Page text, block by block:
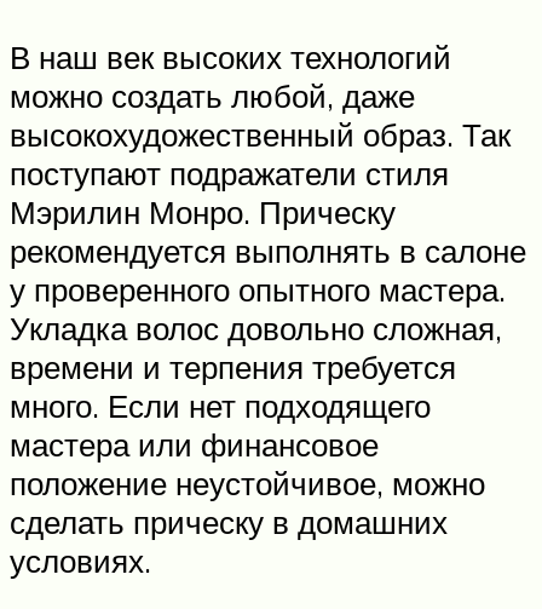
В наш век высоких технологий
можно создать любой, даже
высокохудожественный образ. Так
поступают подражатели стиля
Мэрилин Монро. Прическу
рекомендуется выполнять в салоне
у проверенного опытного мастера.
Укладка волос довольно сложная,
времени и терпения требуется
много. Если нет подходящего
мастера или финансовое
положение неустойчивое, можно
сделать прическу в домашних
условиях.